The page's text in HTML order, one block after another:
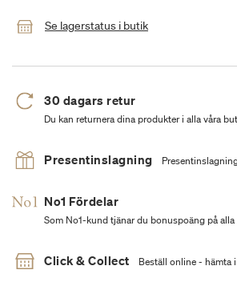
Se lagerstatus i butik
30 dagars retur
Du kan returnera dina produkter i alla våra
Presentinslagning
No1 Fördelar
Som No1-kund tjänar du bonuspoäng på
Click & Collect Beställ online - hämta